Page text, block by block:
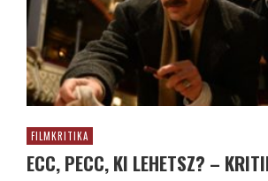
FILMKRITIKA
ECC, PECC, KI LEHETSZ? –